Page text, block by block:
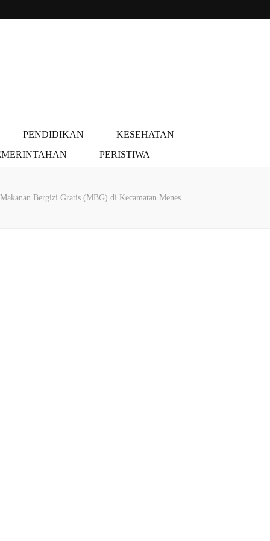
PENDIDIKAN
KESEHATAN
PERISTIWA
Bergizi Gratis (MBG) di Kecamatan Menes